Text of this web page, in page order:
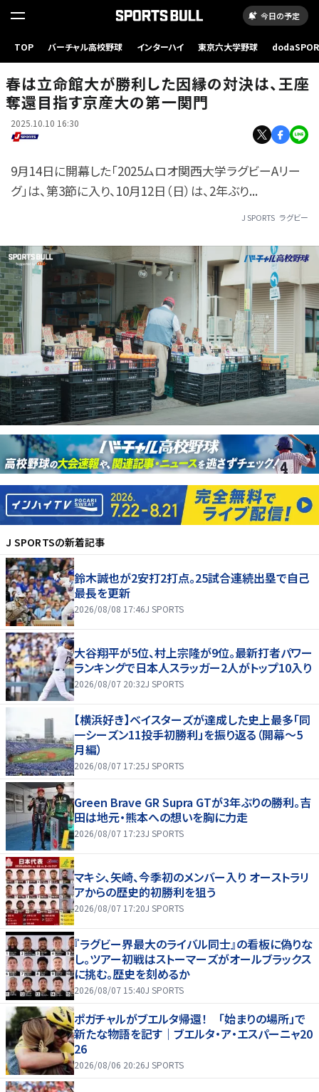
今日の予定
TOP バーチャル高校野球 インターハイ 東京六大学野球
春は立命館大が勝利した因縁の対決は、王座
奪還目指す京産大の第一関門
2025.10.10 16:30
9月14日に開幕した「2025ムロオ関西大学ラグビーAリー
グ」は、第3節に入り、10月12日（日）は、2年ぶり...
J SPORTS ラグビー
J SPORTSの新着記事
鈴木誠也が2安打2打点。25試合連続出塁で自己
最長を更新
2026/08/08 17:46J SPORTS
大谷翔平が5位、村上宗隆が9位。最新打者パワー
ランキングで日本人スラッガー2人がトップ10入り
2026/08/07 20:32J SPORTS
【横浜好き】ベイスターズが達成した史上最多「同
一シーズン11投手初勝利」を振り返る（開幕～5
月編）
2026/08/07 17:25J SPORTS
Green Brave GR Supra GTが3年ぶりの勝利。吉
田は地元・熊本への想いを胸に力走
2026/08/07 17:23J SPORTS
マキシ、矢崎、今季初のメンバー入り オーストラリ
アからの歴史的初勝利を狙う
2026/08/07 17:20J SPORTS
『ラグビー界最大のライバル同士』の看板に偽りな
し。ツアー初戦はストーマーズがオールブラックス
に挑む。歴史を刻めるか
2026/08/07 15:40J SPORTS
ポガチャルがブエルタ帰還！ 「始まりの場所」で
新たな物語を記す｜ブエルタ・ア・エスパーニャ20
26
2026/08/06 20:26J SPORTS